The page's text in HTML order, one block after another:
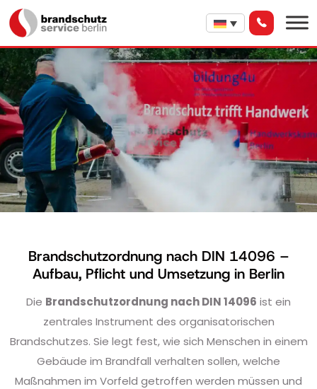
Brandschutzordnung nach DIN 14096 –
Aufbau, Pflicht und Umsetzung in Berlin
Die Brandschutzordnung nach DIN 14096 ist ein
zentrales Instrument des organisatorischen
Brandschutzes. Sie legt fest, wie sich Menschen in einem
Gebäude im Brandfall verhalten sollen, welche
Maßnahmen im Vorfeld getroffen werden müssen und